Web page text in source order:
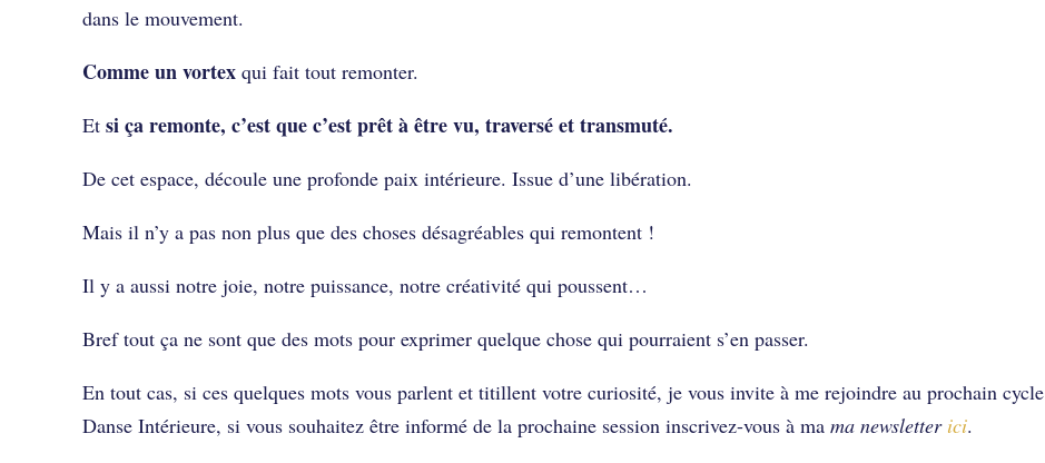
dans le mouvement.
Comme un vortex qui fait tout remonter.
Et si ça remonte, c’est que c’est prêt à être vu, traversé et transmuté.
De cet espace, découle une profonde paix intérieure. Issue d’une libération.
Mais il n’y a pas non plus que des choses désagréables qui remontent !
Il y a aussi notre joie, notre puissance, notre créativité qui poussent…
Bref tout ça ne sont que des mots pour exprimer quelque chose qui pourraient s’en passer.
En tout cas, si ces quelques mots vous parlent et titillent votre curiosité, je vous invite à me rejoindre au prochain cycle
Danse Intérieure, si vous souhaitez être informé de la prochaine session inscrivez-vous à ma ma newsletter ici.